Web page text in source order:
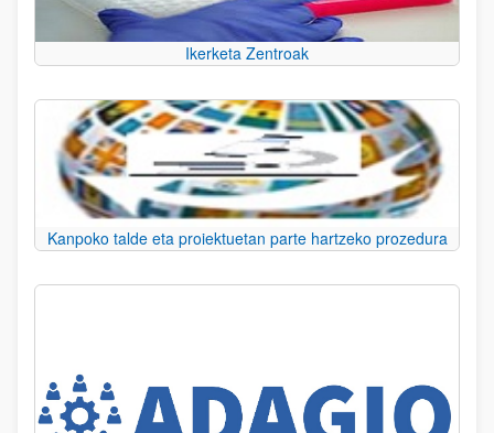
Ikerketa Zentroak
Kanpoko talde eta proiektuetan parte hartzeko prozedura